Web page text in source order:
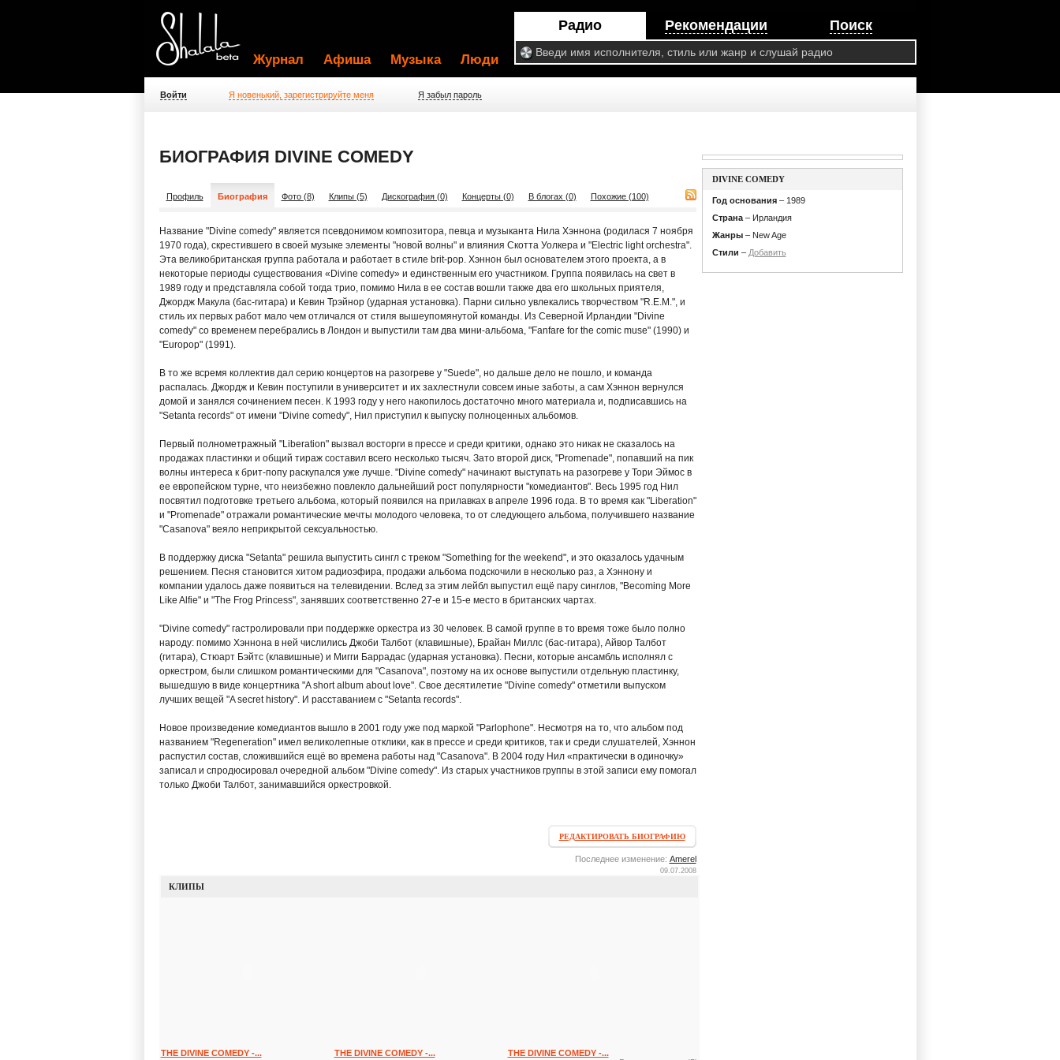
Радио Рекомендации Поиск
Журнал Афиша Музыка Люди
Войти Я новенький, зарегистрируйте меня Я забыл пароль
БИОГРАФИЯ DIVINE COMEDY
Профиль Биография Фото (8) Клипы (5) Дискография (0) Концерты (0) В блогах (0) Похожие (100)
Название "Divine comedy" является псевдонимом композитора, певца и музыканта Нила Хэннона (родилася 7 ноября
1970 года), скрестившего в своей музыке элементы "новой волны" и влияния Скотта Уолкера и "Electric light orchestra".
Эта великобританская группа работала и работает в стиле brit-pop. Хэннон был основателем этого проекта, а в
некоторые периоды существования «Divine comedy» и единственным его участником. Группа появилась на свет в
1989 году и представляла собой тогда трио, помимо Нила в ее состав вошли также два его школьных приятеля,
Джордж Макула (бас-гитара) и Кевин Трэйнор (ударная установка). Парни сильно увлекались творчеством "R.E.M.", и
стиль их первых работ мало чем отличался от стиля вышеупомянутой команды. Из Северной Ирландии "Divine
comedy" со временем перебрались в Лондон и выпустили там два мини-альбома, "Fanfare for the comic muse" (1990) и
"Europop" (1991).
В то же всремя коллектив дал серию концертов на разогреве у "Suede", но дальше дело не пошло, и команда
распалась. Джордж и Кевин поступили в университет и их захлестнули совсем иные заботы, а сам Хэннон вернулся
домой и занялся сочинением песен. К 1993 году у него накопилось достаточно много материала и, подписавшись на
"Setanta records" от имени "Divine comedy", Нил приступил к выпуску полноценных альбомов.
Первый полнометражный "Liberation" вызвал восторги в прессе и среди критики, однако это никак не сказалось на
продажах пластинки и общий тираж составил всего несколько тысяч. Зато второй диск, "Promenade", попавший на пик
волны интереса к брит-попу раскупался уже лучше. "Divine comedy" начинают выступать на разогреве у Тори Эймос в
ее европейском турне, что неизбежно повлекло дальнейший рост популярности "комедиантов". Весь 1995 год Нил
посвятил подготовке третьего альбома, который появился на прилавках в апреле 1996 года. В то время как "Liberation"
и "Promenade" отражали романтические мечты молодого человека, то от следующего альбома, получившего название
"Casanova" веяло неприкрытой сексуальностью.
В поддержку диска "Setanta" решила выпустить сингл с треком "Something for the weekend", и это оказалось удачным
решением. Песня становится хитом радиоэфира, продажи альбома подскочили в несколько раз, а Хэннону и
компании удалось даже появиться на телевидении. Вслед за этим лейбл выпустил ещё пару синглов, "Becoming More
Like Alfie" и "The Frog Princess", занявших соответственно 27-е и 15-е место в британских чартах.
"Divine comedy" гастролировали при поддержке оркестра из 30 человек. В самой группе в то время тоже было полно
народу: помимо Хэннона в ней числились Джоби Талбот (клавишные), Брайан Миллс (бас-гитара), Айвор Талбот
(гитара), Стюарт Бэйтс (клавишные) и Мигги Баррадас (ударная установка). Песни, которые ансамбль исполнял с
оркестром, были слишком романтическими для "Casanova", поэтому на их основе выпустили отдельную пластинку,
вышедшую в виде концертника "A short album about love". Свое десятилетие "Divine comedy" отметили выпуском
лучших вещей "A secret history". И расставанием с "Setanta records".
Новое произведение комедиантов вышло в 2001 году уже под маркой "Parlophone". Несмотря на то, что альбом под
названием "Regeneration" имел великолепные отклики, как в прессе и среди критиков, так и среди слушателей, Хэннон
распустил состав, сложившийся ещё во времена работы над "Casanova". В 2004 году Нил «практически в одиночку»
записал и спродюсировал очередной альбом "Divine comedy". Из старых участников группы в этой записи ему помогал
только Джоби Талбот, занимавшийся оркестровкой.
РЕДАКТИРОВАТЬ БИОГРАФИЮ
Последнее изменение: Amerel
09.07.2008
КЛИПЫ
THE DIVINE COMEDY -... THE DIVINE COMEDY -...
THE DIVINE COMEDY -...
DIVINE COMEDY
Год основания– 1989
Страна– Ирландия
Жанры– New Age
Стили – Добавить